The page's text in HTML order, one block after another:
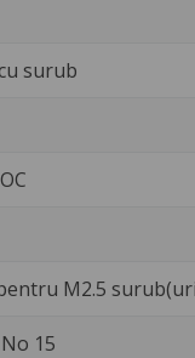
surub
M2.5
15